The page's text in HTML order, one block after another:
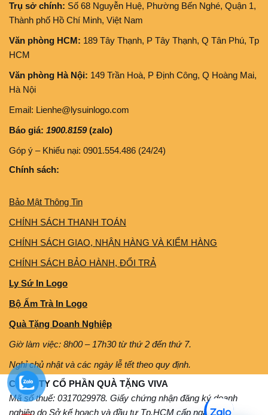
Trụ sở chính: Số 68 Nguyễn Huệ, Phường Bến Nghé, Quận 1,
Thành phố Hồ Chí Minh, Việt Nam
Văn phòng HCM: 189 Tây Thạnh, P Tây Thạnh, Q Tân Phú, Tp
HCM
Văn phòng Hà Nội: 149 Trần Hoà, P Định Công, Q Hoàng Mai,
Hà Nội
Email: Lienhe@lysuinlogo.com
Báo giá: 1900.8159(zalo)
Góp ý – Khiếu nại: 0901.554.486 (24/24)
Chính sách:
Bảo Mật Thông Tin
CHÍNH SÁCH THANH TOÁN
CHÍNH SÁCH GIAO, NHẬN HÀNG VÀ KIỂM HÀNG
CHÍNH SÁCH BẢO HÀNH, ĐỔI TRẢ
Ly Sứ In Logo
Bộ Ấm Trà In Logo
Quà Tặng Doanh Nghiệp
Giờ làm việc: 8h00 – 17h30 từ thứ 2 đến thứ 7.
Nghỉ chủ nhật và các ngày lễ tết theo quy định.
CÔNG TY CỔ PHẦN QUÀ TẶNG VIVA
Mã số thuế: 0317029978. Giấy chứng nhận đăng ký doanh
nghiệp do Sở kế hoạch và đầu tư Tp.HCM cấp ngày